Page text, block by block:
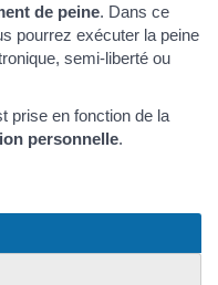
de peine. Dans ce
pourrez exécuter la peine
semi-liberté ou
prise en fonction de la
personnelle.